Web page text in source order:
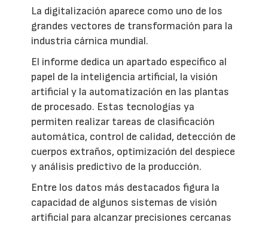
La digitalización aparece como uno de los
grandes vectores de transformación para la
industria cárnica mundial.
El informe dedica un apartado específico al
papel de la inteligencia artificial, la visión
artificial y la automatización en las plantas
de procesado. Estas tecnologías ya
permiten realizar tareas de clasificación
automática, control de calidad, detección de
cuerpos extraños, optimización del despiece
y análisis predictivo de la producción.
Entre los datos más destacados figura la
capacidad de algunos sistemas de visión
artificial para alcanzar precisiones cercanas